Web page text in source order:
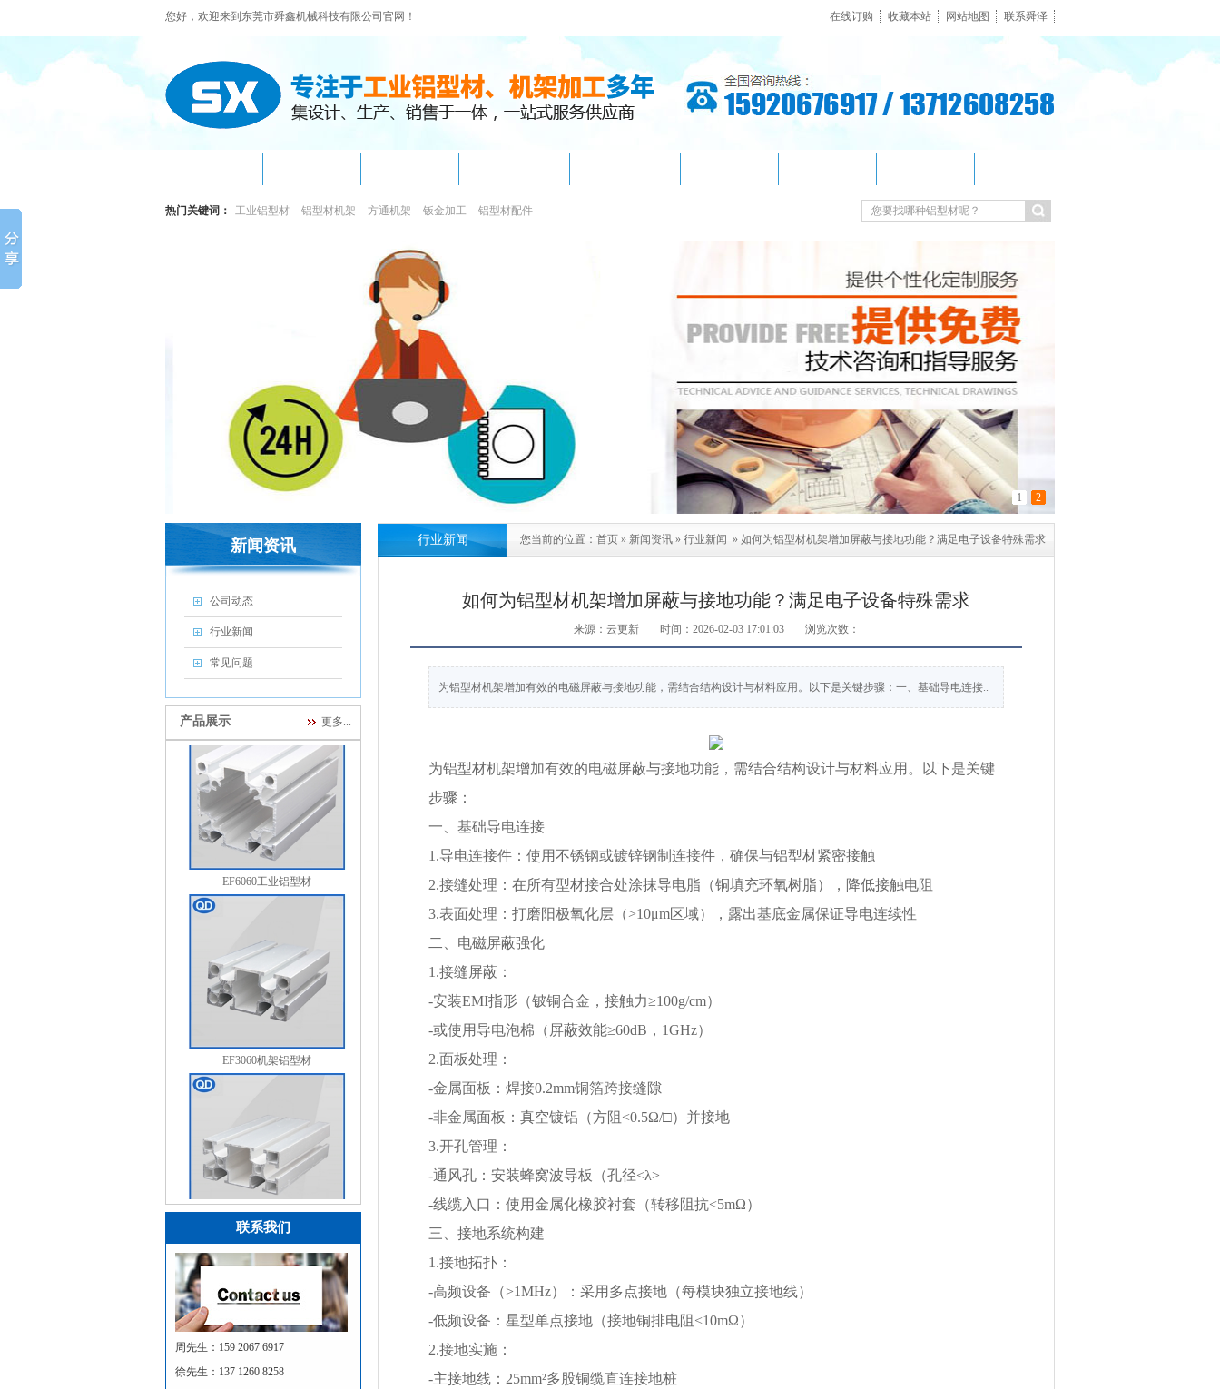
您好，欢迎来到东莞市舜鑫机械科技有限公司官网！ 在线订购 收藏本站 网站地图 联系舜泽
热门关键词： 工业铝型材 铝型材机架 方通机架 钣金加工 铝型材配件
1 2
新闻资讯
公司动态
行业新闻
常见问题
产品展示 更多...
EF6630R支架铝型材
EF6060工业铝型材
EF3060L铝合金铝型材
联系我们
周先生：159 2067 6917
徐先生：137 1260 8258
行业新闻 您当前的位置： 首页 » 新闻资讯 » 行业新闻 » 如何为铝型材机架增加屏蔽与接地功能？满足电子设备特殊需求
如何为铝型材机架增加屏蔽与接地功能？满足电子设备特殊需求
来源：云更新 时间：2026-02-03 17:01:03 浏览次数：
为铝型材机架增加有效的电磁屏蔽与接地功能，需结合结构设计与材料应用。以下是关键步骤：一、基础导电连接..
为铝型材机架增加有效的电磁屏蔽与接地功能，需结合结构设计与材料应用。以下是关键
步骤：
一、基础导电连接
1.导电连接件：使用不锈钢或镀锌钢制连接件，确保与铝型材紧密接触
2.接缝处理：在所有型材接合处涂抹导电脂（铜填充环氧树脂），降低接触电阻
3.表面处理：打磨阳极氧化层（>10μm区域），露出基底金属保证导电连续性
二、电磁屏蔽强化
1.接缝屏蔽：
-安装EMI指形（铍铜合金，接触力≥100g/cm）
-或使用导电泡棉（屏蔽效能≥60dB，1GHz）
2.面板处理：
-金属面板：焊接0.2mm铜箔跨接缝隙
-非金属面板：真空镀铝（方阻<0.5Ω/□）并接地
3.开孔管理：
-通风孔：安装蜂窝波导板（孔径<λ>
-线缆入口：使用金属化橡胶衬套（转移阻抗<5mΩ）
三、接地系统构建
1.接地拓扑：
-高频设备（>1MHz）：采用多点接地（每模块独立接地线）
-低频设备：星型单点接地（接地铜排电阻<10mΩ）
2.接地实施：
-主接地线：25mm²多股铜缆直连接地桩